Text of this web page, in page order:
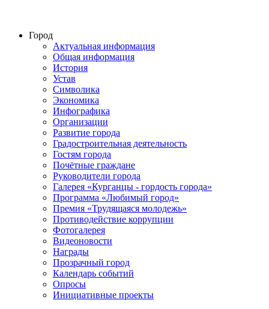
Город
Актуальная информация
Общая информация
История
Устав
Символика
Экономика
Инфографика
Организации
Развитие города
Градостроительная деятельность
Гостям города
Почётные граждане
Руководители города
Галерея «Курганцы - гордость города»
Программа «Любимый город»
Премия «Трудящаяся молодежь»
Противодействие коррупции
Фотогалерея
Видеоновости
Награды
Прозрачный город
Календарь событий
Опросы
Инициативные проекты